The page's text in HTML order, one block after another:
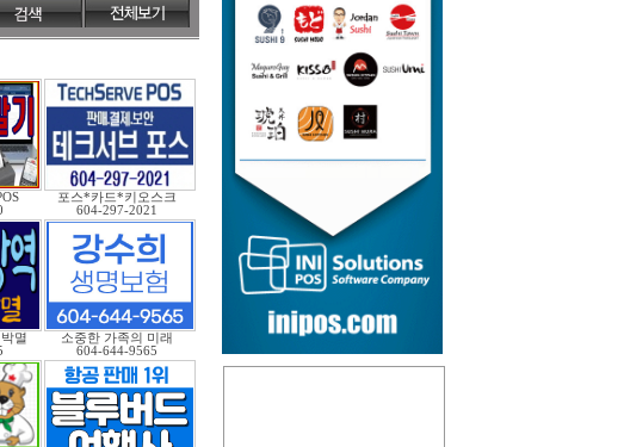
포스*카드*키오스크
604-297-2021
멸
소중한 가족의 미래
604-644-9565